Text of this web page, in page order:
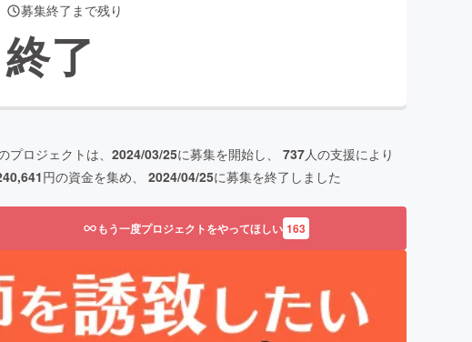
募集終了まで残り
終了
プロジェクトは、 2024/03/25に募集を開始し、 737人の支援により
円の資金を集め、 2024/04/25に募集を終了しました
もう一度プロジェクトをやってほしい 163